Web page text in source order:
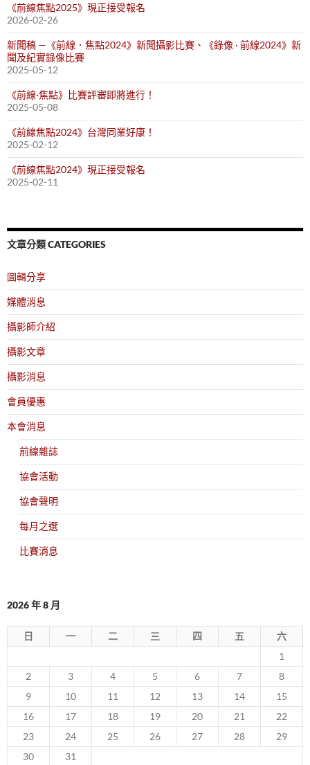
《前線焦點2025》現正接受報名
2026-02-26
新聞稿 —《前線．焦點2024》新聞攝影比賽、《錄像 · 前線2024》新
聞及紀實錄像比賽
2025-05-12
《前線·焦點》比賽評審即將進行！
2025-05-08
《前線焦點2024》台灣同業好康！
2025-02-12
《前線焦點2024》現正接受報名
2025-02-11
文章分類 CATEGORIES
圖輯分享
媒體消息
攝影師介紹
攝影文章
攝影消息
會員優惠
本會消息
前線雜誌
協會活動
協會聲明
每月之選
比賽消息
2026 年 8 月
日 一 二 三 四 五
六
1
2
3 4 5 6 7
8
9
10 11 12 13 14
15
16
17 18 19 20 21
22
23
24 25 26 27 28
29
30
31